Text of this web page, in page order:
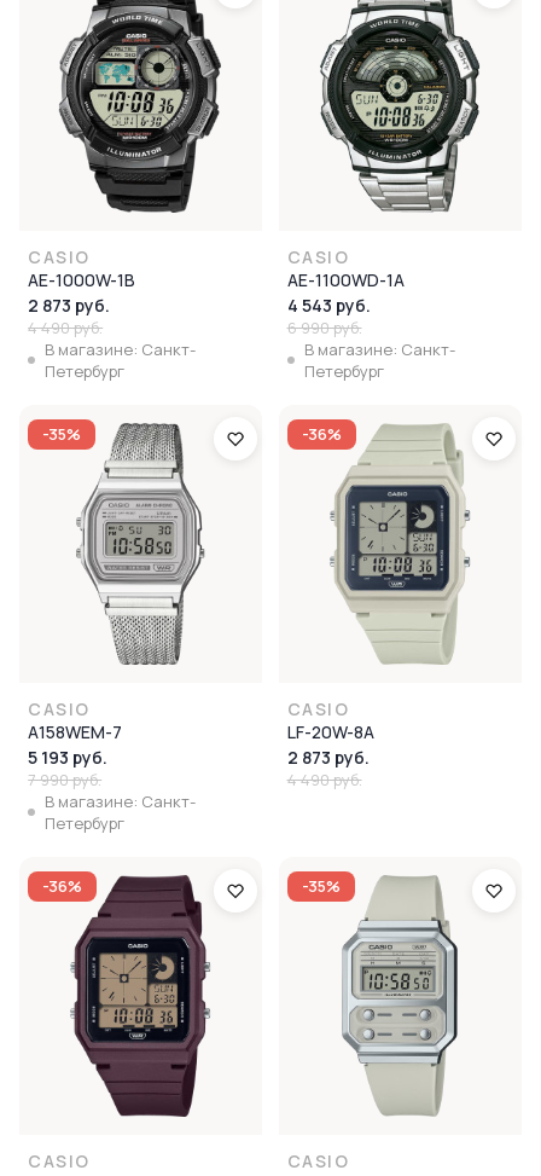
CASIO
AE-1000W-1B
2 873 руб.
4 490 руб.
В магазине: Санкт-
Петербург
CASIO
AE-1100WD-1A
4 543 руб.
6 990 руб.
В магазине: Санкт-
Петербург
-35%
CASIO
A158WEM-7
5 193 руб.
7 990 руб.
В магазине: Санкт-
Петербург
-36%
CASIO
LF-20W-8A
2 873 руб.
4 490 руб.
-36%
CASIO
-35%
CASIO